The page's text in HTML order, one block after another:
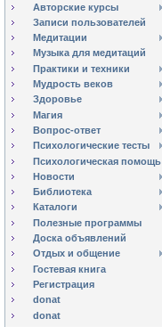
Авторские курсы
Записи пользователей
Медитации
Музыка для медитаций
Практики и техники
Мудрость веков
Здоровье
Магия
Вопрос-ответ
Психологические тесты
Психологическая помощь
Новости
Библиотека
Каталоги
Полезные программы
Доска объявлений
Отдых и общение
Гостевая книга
Регистрация
donat
donat